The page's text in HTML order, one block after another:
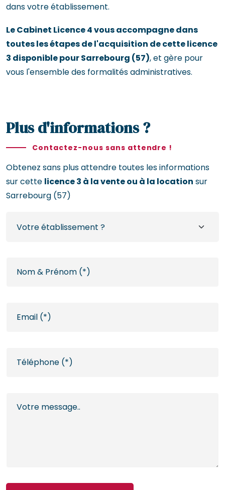
dans votre établissement.
Le Cabinet Licence 4 vous accompagne dans
toutes les étapes de l'acquisition de cette licence
3 disponible pour Sarrebourg (57), et gère pour
vous l'ensemble des formalités administratives.
Plus d'informations ?
Contactez-nous sans attendre !
Obtenez sans plus attendre toutes les informations
sur cette licence 3 à la vente ou à la location sur
Sarrebourg (57)